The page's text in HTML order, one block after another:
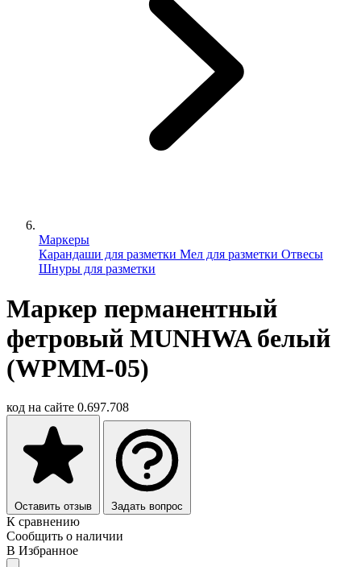
Маркеры
Карандаши для разметки Мел для разметки Отвесы
Шнуры для разметки
Маркер перманентный
фетровый MUNHWA белый
(WPMM-05)
код на сайте 0.697.708
Оставить отзыв Задать вопрос
К сравнению
Сообщить о наличии
В Избранное